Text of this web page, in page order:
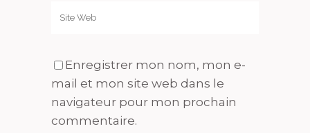
Enregistrer mon nom, mon e-
mail et mon site web dans le
navigateur pour mon prochain
commentaire.